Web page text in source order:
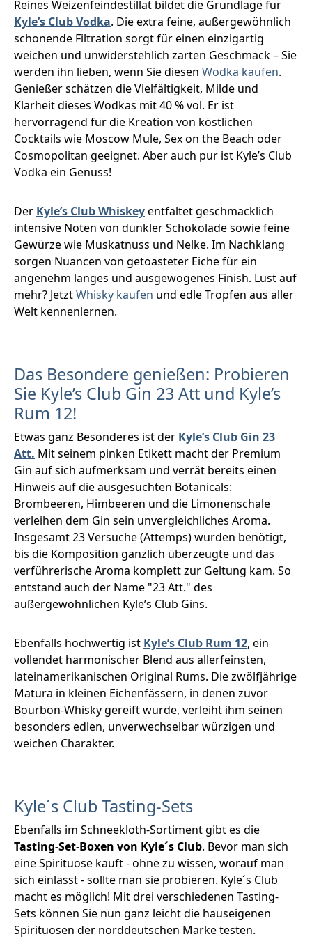
Reines Weizenfeindestillat bildet die Grundlage für
Kyle’s Club Vodka. Die extra feine, außergewöhnlich
schonende Filtration sorgt für einen einzigartig
weichen und unwiderstehlich zarten Geschmack – Sie
werden ihn lieben, wenn Sie diesen Wodka kaufen.
Genießer schätzen die Vielfältigkeit, Milde und
Klarheit dieses Wodkas mit 40 % vol. Er ist
hervorragend für die Kreation von köstlichen
Cocktails wie Moscow Mule, Sex on the Beach oder
Cosmopolitan geeignet. Aber auch pur ist Kyle’s Club
Vodka ein Genuss!
Der Kyle’s Club Whiskeyentfaltet geschmacklich
intensive Noten von dunkler Schokolade sowie feine
Gewürze wie Muskatnuss und Nelke. Im Nachklang
sorgen Nuancen von getoasteter Eiche für ein
angenehm langes und ausgewogenes Finish. Lust auf
mehr? JetztWhisky kaufen und edle Tropfen aus aller
Welt kennenlernen.
Das Besondere genießen: Probieren
Sie Kyle’s Club Gin 23 Att und Kyle’s
Rum 12!
Etwas ganz Besonderes ist der Kyle’s Club Gin 23
Att. Mit seinem pinken Etikett macht der Premium
Gin auf sich aufmerksam und verrät bereits einen
Hinweis auf die ausgesuchten Botanicals:
Brombeeren, Himbeeren und die Limonenschale
verleihen dem Gin sein unvergleichliches Aroma.
Insgesamt 23 Versuche (Attemps) wurden benötigt,
bis die Komposition gänzlich überzeugte und das
verführerische Aroma komplett zur Geltung kam. So
entstand auch der Name "23 Att." des
außergewöhnlichen Kyle’s Club Gins.
Ebenfalls hochwertig ist Kyle’s Club Rum 12, ein
vollendet harmonischer Blend aus allerfeinsten,
lateinamerikanischen Original Rums. Die zwölfjährige
Matura in kleinen Eichenfässern, in denen zuvor
Bourbon-Whisky gereift wurde, verleiht ihm seinen
besonders edlen, unverwechselbar würzigen und
weichen Charakter.
Kyle´s Club Tasting-Sets
Ebenfalls im Schneekloth-Sortiment gibt es die
Tasting-Set-Boxen von Kyle´s Club. Bevor man sich
eine Spirituose kauft - ohne zu wissen, worauf man
sich einlässt - sollte man sie probieren. Kyle´s Club
macht es möglich! Mit drei verschiedenen Tasting-
Sets können Sie nun ganz leicht die hauseigenen
Spirituosen der norddeutschen Marke testen.